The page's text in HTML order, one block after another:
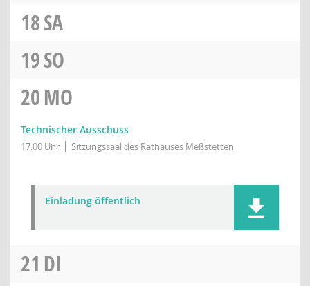
18SA
19SO
20MO
Technischer Ausschuss
17:00 Uhr Sitzungssaal des Rathauses Meßstetten
Einladung öffentlich
21 DI